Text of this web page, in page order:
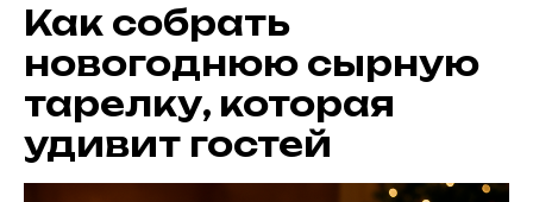
Как собрать
новогоднюю сырную
тарелку, которая
удивит гостей